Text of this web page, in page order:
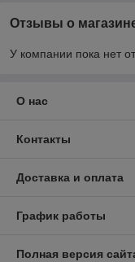
Отзывы о
У компании пока нет
О нас
Контакты
Доставка и оплата
График работы
Полная версия